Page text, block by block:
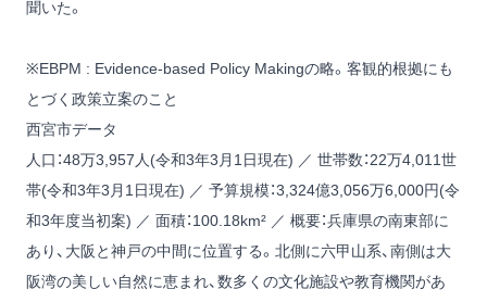
聞いた。
※EBPM : Evidence-based Policy Makingの略。客観的根拠にも
とづく政策立案のこと
西宮市データ
人口：48万3,957人(令和3年3月1日現在) ／ 世帯数：22万4,011世
帯(令和3年3月1日現在) ／ 予算規模：3,324億3,056万6,000円(令
和3年度当初案) ／ 面積：100.18km² ／ 概要：兵庫県の南東部に
あり、大阪と神戸の中間に位置する。北側に六甲山系、南側は大
阪湾の美しい自然に恵まれ、数多くの文化施設や教育機関があ